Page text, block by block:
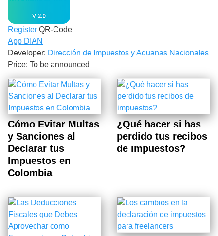
Register QR-Code
App DIAN
Developer: Dirección de Impuestos y Aduanas Nacionales
Price: To be announced
Cómo Evitar Multas
y Sanciones al
Declarar tus
Impuestos en
Colombia
¿Qué hacer si has
perdido tus recibos
de impuestos?